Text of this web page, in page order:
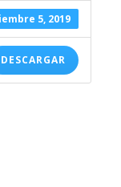
5, 2019
DESCARGAR